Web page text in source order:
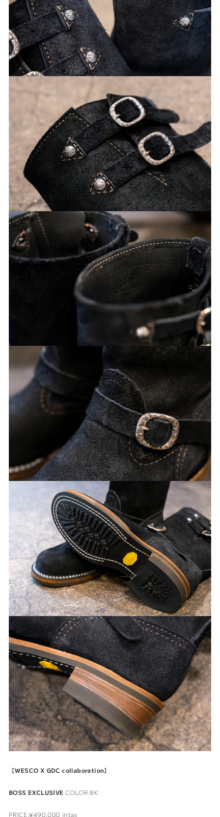
【WESCO X GDC collaboration】
BOSS EXCLUSIVE COLOR:BK
PRICE:¥490,000 intax